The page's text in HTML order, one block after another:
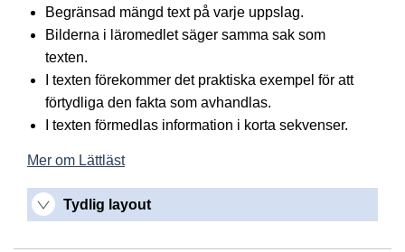
Begränsad mängd text på varje uppslag.
Bilderna i läromedlet säger samma sak som
texten.
I texten förekommer det praktiska exempel för att
förtydliga den fakta som avhandlas.
I texten förmedlas information i korta sekvenser.
Mer om Lättläst
Tydlig layout